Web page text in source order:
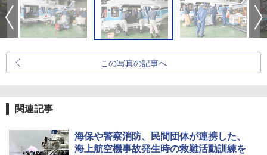
この写真の記事へ
関連記事
海保や警察消防、民間団体が連携した、
海上航空機事故発生時の救難活動訓練を